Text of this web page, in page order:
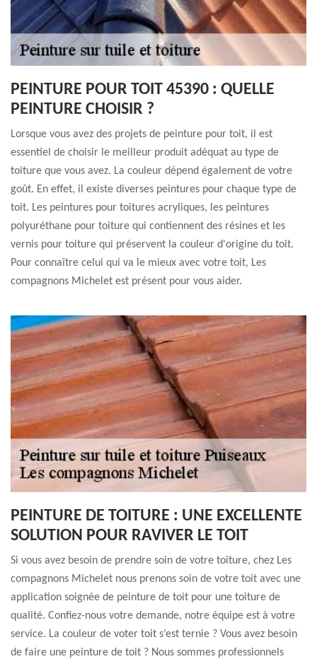
PEINTURE POUR TOIT 45390 : QUELLE
PEINTURE CHOISIR ?
Lorsque vous avez des projets de peinture pour toit, il est
essentiel de choisir le meilleur produit adéquat au type de
toiture que vous avez. La couleur dépend également de votre
goût. En effet, il existe diverses peintures pour chaque type de
toit. Les peintures pour toitures acryliques, les peintures
polyuréthane pour toiture qui contiennent des résines et les
vernis pour toiture qui préservent la couleur d'origine du toit.
Pour connaître celui qui va le mieux avec votre toit, Les
compagnons Michelet est présent pour vous aider.
PEINTURE DE TOITURE : UNE EXCELLENTE
SOLUTION POUR RAVIVER LE TOIT
Si vous avez besoin de prendre soin de votre toiture, chez Les
compagnons Michelet nous prenons soin de votre toit avec une
application soignée de peinture de toit pour une toiture de
qualité. Confiez-nous votre demande, notre équipe est à votre
service. La couleur de voter toit s’est ternie ? Vous avez besoin
de faire une peinture de toit ? Nous sommes professionnels